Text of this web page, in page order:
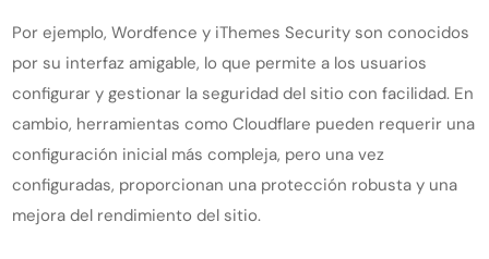
Por ejemplo, Wordfence y iThemes Security son conocidos
por su interfaz amigable, lo que permite a los usuarios
configurar y gestionar la seguridad del sitio con facilidad. En
cambio, herramientas como Cloudflare pueden requerir una
configuración inicial más compleja, pero una vez
configuradas, proporcionan una protección robusta y una
mejora del rendimiento del sitio.